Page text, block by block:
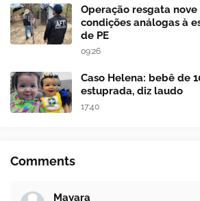
Operação resgata
condições análogas à
de PE
09:26
Caso Helena: bebê de
estuprada, diz laudo
17:40
Comments
Mayara